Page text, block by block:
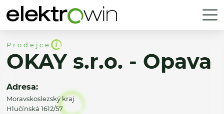
Prodejce
OKAY s.r.o. - Opava
Adresa:
Moravskoslezský kraj
Hlučínská 1612/57